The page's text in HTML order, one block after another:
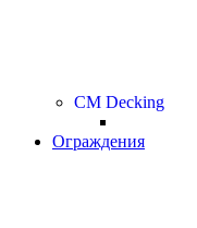
CM Decking
Ограждения